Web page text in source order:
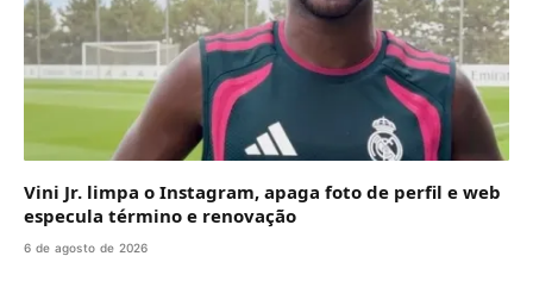
Vini Jr. limpa o Instagram, apaga foto de perfil e web
especula término e renovação
6 de agosto de 2026